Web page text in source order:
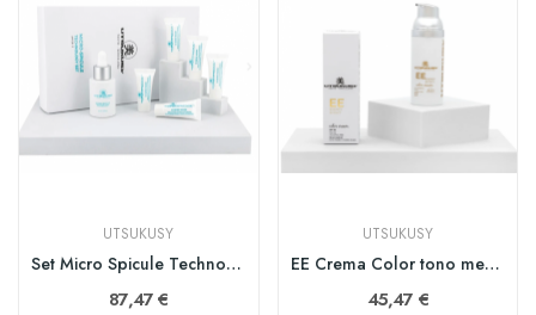
UTSUKUSY
Set Micro Spicule Technology
87,47 €
UTSUKUSY
EE Crema Color tono medio SPF 50. 50 ml
45,47 €